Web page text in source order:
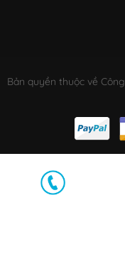
Bản quyền thuộc về